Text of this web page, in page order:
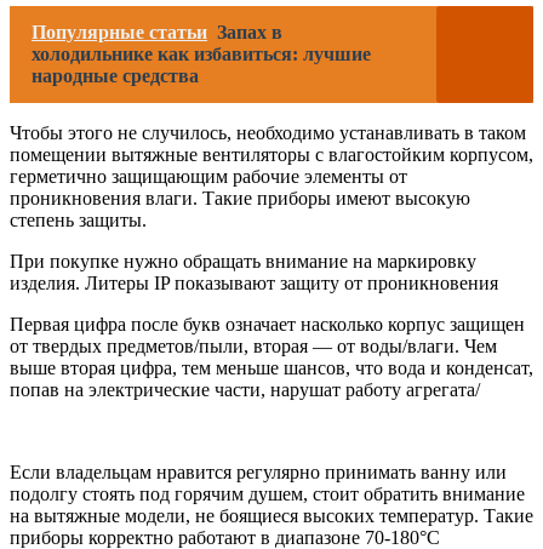
Популярные статьи Запах в
холодильнике как избавиться: лучшие
народные средства
Чтобы этого не случилось, необходимо устанавливать в таком
помещении вытяжные вентиляторы с влагостойким корпусом,
герметично защищающим рабочие элементы от
проникновения влаги. Такие приборы имеют высокую
степень защиты.
При покупке нужно обращать внимание на маркировку
изделия. Литеры IP показывают защиту от проникновения
Первая цифра после букв означает насколько корпус защищен
от твердых предметов/пыли, вторая — от воды/влаги. Чем
выше вторая цифра, тем меньше шансов, что вода и конденсат,
попав на электрические части, нарушат работу агрегата/
Если владельцам нравится регулярно принимать ванну или
подолгу стоять под горячим душем, стоит обратить внимание
на вытяжные модели, не боящиеся высоких температур. Такие
приборы корректно работают в диапазоне 70-180°С